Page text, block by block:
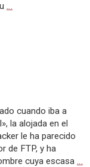
…
cuando iba a
la alojada en el
le ha parecido
de FTP, y ha
cuya escasa …